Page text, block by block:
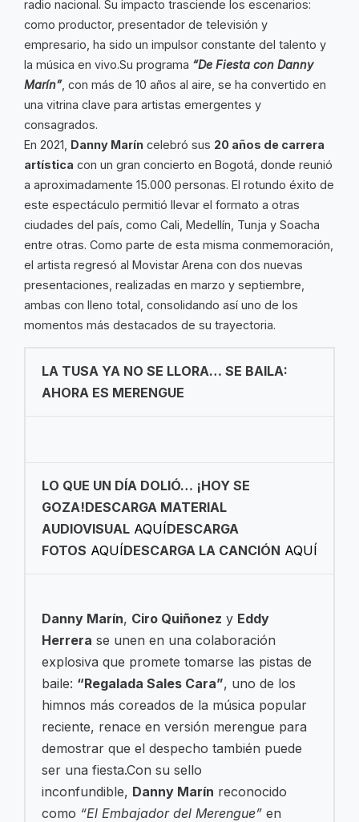
radio nacional. Su impacto trasciende los escenarios:
como productor, presentador de televisión y
empresario, ha sido un impulsor constante del talento y
la música en vivo.Su programa “De Fiesta con Danny
Marín”, con más de 10 años al aire, se ha convertido en
una vitrina clave para artistas emergentes y
consagrados.
En 2021, Danny Marín celebró sus 20 años de carrera
artística con un gran concierto en Bogotá, donde reunió
a aproximadamente 15.000 personas. El rotundo éxito de
este espectáculo permitió llevar el formato a otras
ciudades del país, como Cali, Medellín, Tunja y Soacha
entre otras. Como parte de esta misma conmemoración,
el artista regresó al Movistar Arena con dos nuevas
presentaciones, realizadas en marzo y septiembre,
ambas con lleno total, consolidando así uno de los
momentos más destacados de su trayectoria.
LA TUSA YA NO SE LLORA… SE BAILA:
AHORA ES MERENGUE
LO QUE UN DÍA DOLIÓ… ¡HOY SE
GOZA!DESCARGA MATERIAL
AUDIOVISUAL AQUÍDESCARGA
FOTOS AQUÍDESCARGA LA CANCIÓN AQUÍ
Danny Marín, Ciro Quiñonez y Eddy
Herrera se unen en una colaboración
explosiva que promete tomarse las pistas de
baile: “Regalada Sales Cara”, uno de los
himnos más coreados de la música popular
reciente, renace en versión merengue para
demostrar que el despecho también puede
ser una fiesta.Con su sello
inconfundible, Danny Marín reconocido
como “El Embajador del Merengue” en